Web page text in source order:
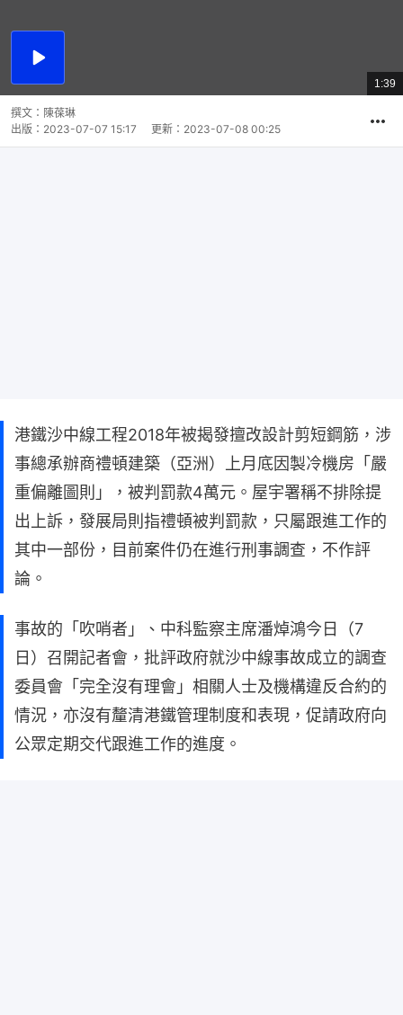
播
總
共
1:39
撰文： 陳葆琳
出版： 2023-07-07 15:17 更新： 2023-07-08 00:25
港鐵沙中線工程2018年被揭發擅改設計剪短鋼筋，涉
事總承辦商禮頓建築（亞洲）上月底因製冷機房「嚴
重偏離圖則」，被判罰款4萬元。屋宇署稱不排除提
出上訴，發展局則指禮頓被判罰款，只屬跟進工作的
其中一部份，目前案件仍在進行刑事調查，不作評
論。
事故的「吹哨者」、中科監察主席潘焯鴻今日（7
日）召開記者會，批評政府就沙中線事故成立的調查
委員會「完全沒有理會」相關人士及機構違反合約的
情況，亦沒有釐清港鐵管理制度和表現，促請政府向
公眾定期交代跟進工作的進度。